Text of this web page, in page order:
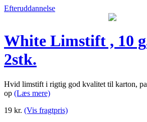
Efteruddannelse
White Limstift , 10
2stk.
Hvid limstift i rigtig god kvalitet til karton,
op (Læs mere)
19 kr. (Vis fragtpris)